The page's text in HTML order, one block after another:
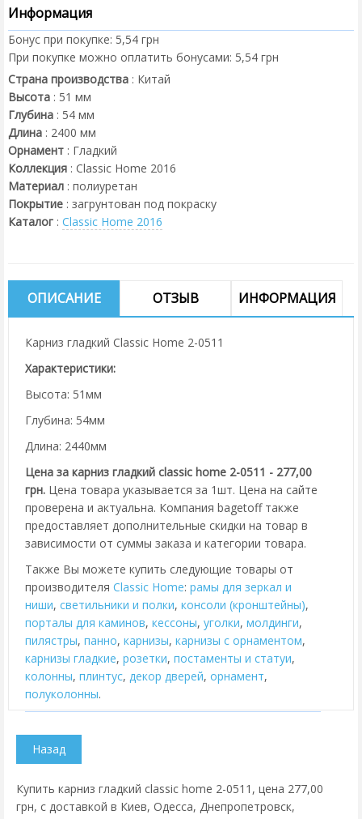
Информация
Бонус при покупке: 5,54 грн
При покупке можно оплатить бонусами: 5,54 грн
Страна производства : Китай
Высота : 51 мм
Глубина : 54 мм
Длина : 2400 мм
Орнамент : Гладкий
Коллекция : Classic Home 2016
Материал : полиуретан
Покрытие : загрунтован под покраску
Каталог : Classic Home 2016
ОПИСАНИЕ ОТЗЫВ ИНФОРМАЦИЯ
Карниз гладкий Classic Home 2-0511
Характеристики:
Высота: 51мм
Глубина: 54мм
Длина: 2440мм
Цена за карниз гладкий classic home 2-0511 - 277,00
грн. Цена товара указывается за 1шт. Цена на сайте
проверена и актуальна. Компания bagetoff также
предоставляет дополнительные скидки на товар в
зависимости от суммы заказа и категории товара.
Также Вы можете купить следующие товары от
производителя Classic Home: рамы для зеркал и
ниши, cветильники и полки, консоли (кронштейны),
порталы для каминов, кессоны, уголки, молдинги,
пилястры, панно, карнизы, карнизы с орнаментом,
карнизы гладкие, розетки, постаменты и статуи,
колонны, плинтус, декор дверей, орнамент,
полуколонны.
Купить карниз гладкий classic home 2-0511, цена 277,00
грн, с доставкой в Киев, Одесса, Днепропетровск,